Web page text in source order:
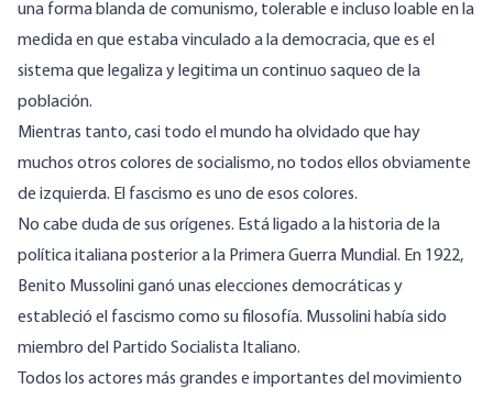
una forma blanda de comunismo, tolerable e incluso loable en la
medida en que estaba vinculado a la democracia, que es el
sistema que legaliza y legitima un continuo saqueo de la
población.
Mientras tanto, casi todo el mundo ha olvidado que hay
muchos otros colores de socialismo, no todos ellos obviamente
de izquierda. El fascismo es uno de esos colores.
No cabe duda de sus orígenes. Está ligado a la historia de la
política italiana posterior a la Primera Guerra Mundial. En 1922,
Benito Mussolini ganó unas elecciones democráticas y
estableció el fascismo como su filosofía. Mussolini había sido
miembro del Partido Socialista Italiano.
Todos los actores más grandes e importantes del movimiento